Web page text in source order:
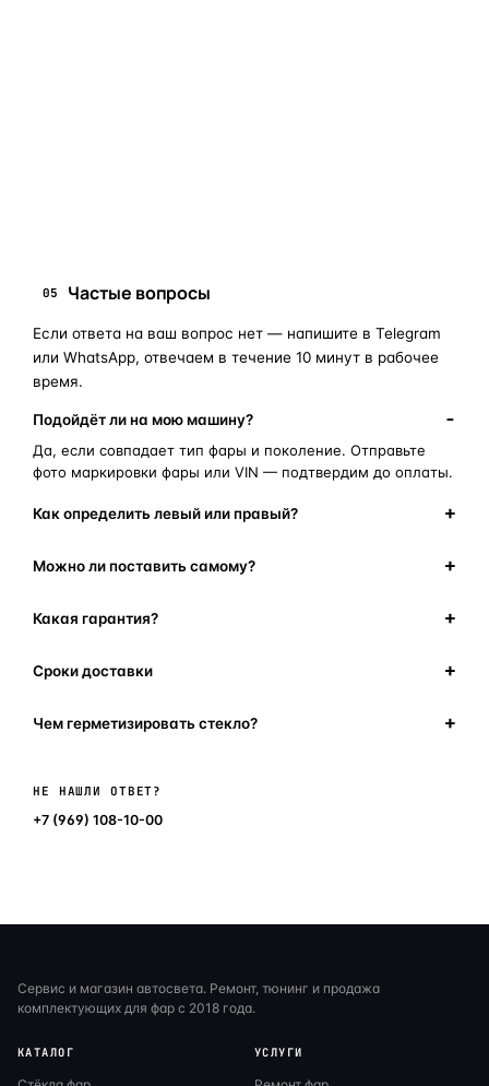
05 Частые вопросы
Если ответа на ваш вопрос нет — напишите в Telegram
или WhatsApp, отвечаем в течение 10 минут в рабочее
время.
Подойдёт ли на мою машину?
Да, если совпадает тип фары и поколение. Отправьте
фото маркировки фары или VIN — подтвердим до оплаты.
Как определить левый или правый?
Можно ли поставить самому?
Какая гарантия?
Сроки доставки
Чем герметизировать стекло?
НЕ НАШЛИ ОТВЕТ?
+7 (969) 108-10-00
Сервис и магазин автосвета. Ремонт, тюнинг и продажа
комплектующих для фар с 2018 года.
КАТАЛОГ УСЛУГИ